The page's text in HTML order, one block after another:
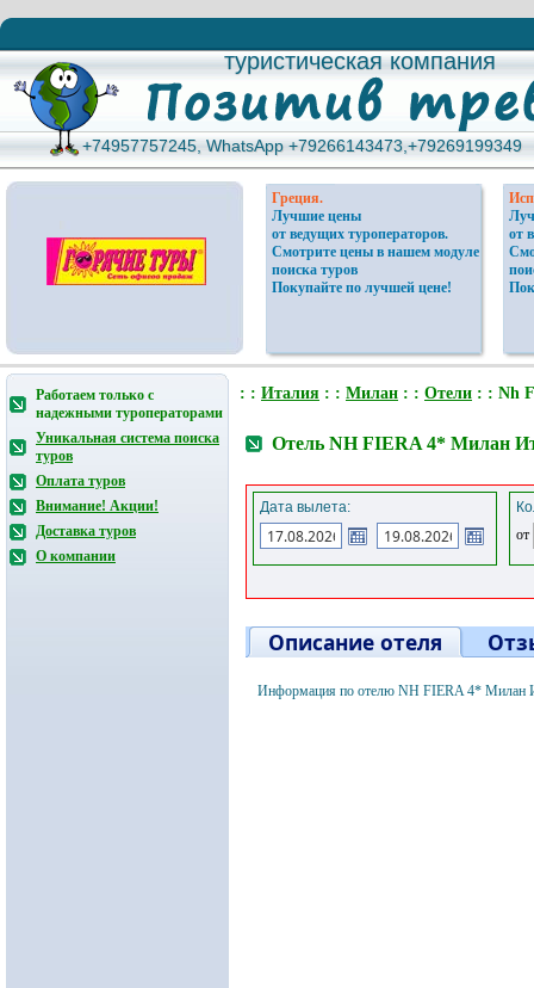
туристическая компания
туристическая компания
+74957757245, WhatsApp +79266143473,+79269199349
+74957757245, WhatsApp +79266143473,+79269199349
Греция.
Лучшие цены
от ведущих туроператоров.
Смотрите цены в нашем модуле
поиска туров
Покупайте по лучшей цене!
от
Работаем только с
надежными туроператорами
Уникальная система поиска
туров
Оплата туров
Внимание! Акции!
Доставка туров
О компании
: : Италия : : Милан : : Отели : : Nh
Отель NH FIERA 4* Милан
Дата вылета:
от
Описание отеля
Информация по отелю NH FIERA 4* Милан